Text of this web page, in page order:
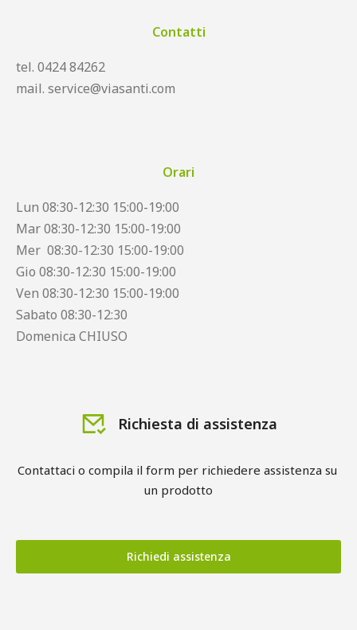
Contatti
tel. 0424 84262
mail. service@viasanti.com
Orari
Lun 08:30-12:30 15:00-19:00
Mar 08:30-12:30 15:00-19:00
Mer 08:30-12:30 15:00-19:00
Gio 08:30-12:30 15:00-19:00
Ven 08:30-12:30 15:00-19:00
Sabato 08:30-12:30
Domenica CHIUSO
Richiesta di assistenza
Contattaci o compila il form per richiedere assistenza su
un prodotto
Richiedi assistenza